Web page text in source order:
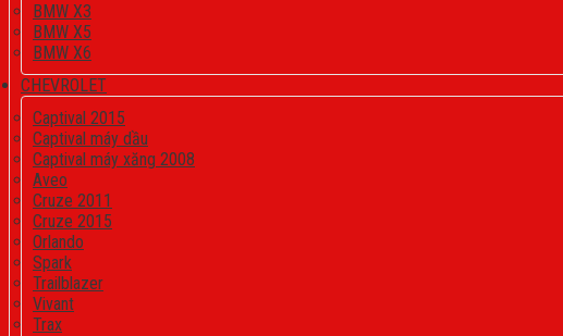
BMW X3
BMW X5
BMW X6
CHEVROLET
Captival 2015
Captival máy dầu
Captival máy xăng 2008
Aveo
Cruze 2011
Cruze 2015
Orlando
Spark
Trailblazer
Vivant
Trax